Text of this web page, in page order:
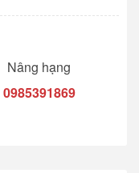
Nâng hạng
0985391869